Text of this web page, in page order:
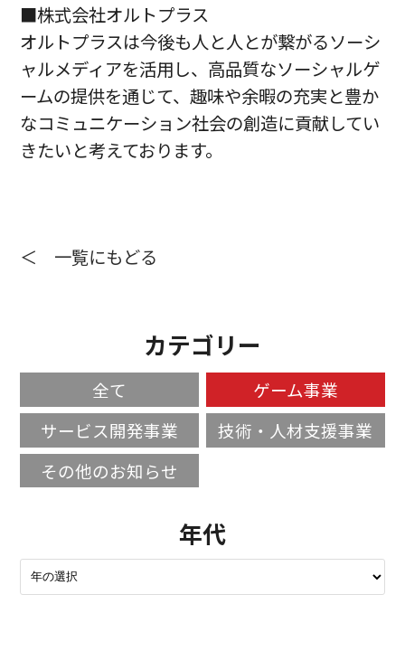
■株式会社オルトプラス
オルトプラスは今後も人と人とが繋がるソーシ
ャルメディアを活用し、高品質なソーシャルゲ
ームの提供を通じて、趣味や余暇の充実と豊か
なコミュニケーション社会の創造に貢献してい
きたいと考えております。
＜ 一覧にもどる
カテゴリー
全て
ゲーム事業
サービス開発事業
技術・人材支援事業
その他のお知らせ
年代